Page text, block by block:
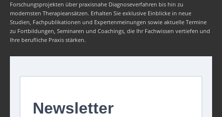
Forschungsprojekten über praxisnahe Diagnoseverfahren bis hin zu
modernsten Therapieansätzen. Erhalten Sie exklusive Einblicke in neue
Studien, Fachpublikationen und Expertenmeinungen sowie aktuelle Termine
zu Fortbildungen, Seminaren und Coachings, die Ihr Fachwissen vertiefen und
Ihre berufliche Praxis stärken.